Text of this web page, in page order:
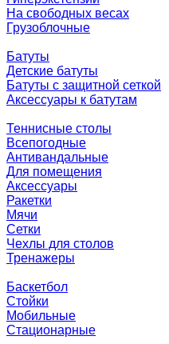
На свободных весах
Грузоблочные
Батуты
Детские батуты
Батуты с защитной сеткой
Аксессуары к батутам
Теннисные столы
Всепогодные
Антивандальные
Для помещения
Аксессуары
Ракетки
Мячи
Сетки
Чехлы для столов
Тренажеры
Баскетбол
Стойки
Мобильные
Стационарные